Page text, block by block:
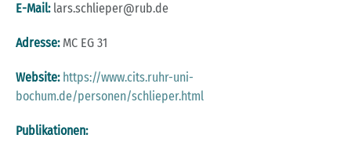
E-Mail:lars.schlieper@rub.de
Adresse:MC EG 31
Website: https://www.cits.ruhr-uni-
bochum.de/personen/schlieper.html
Publikationen: